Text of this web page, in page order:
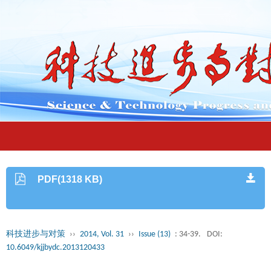
PDF(1318 KB)
科技进步与对策 ›› 2014, Vol. 31 ›› Issue (13) : 34-39.
DOI:
10.6049/kjjbydc.2013120433